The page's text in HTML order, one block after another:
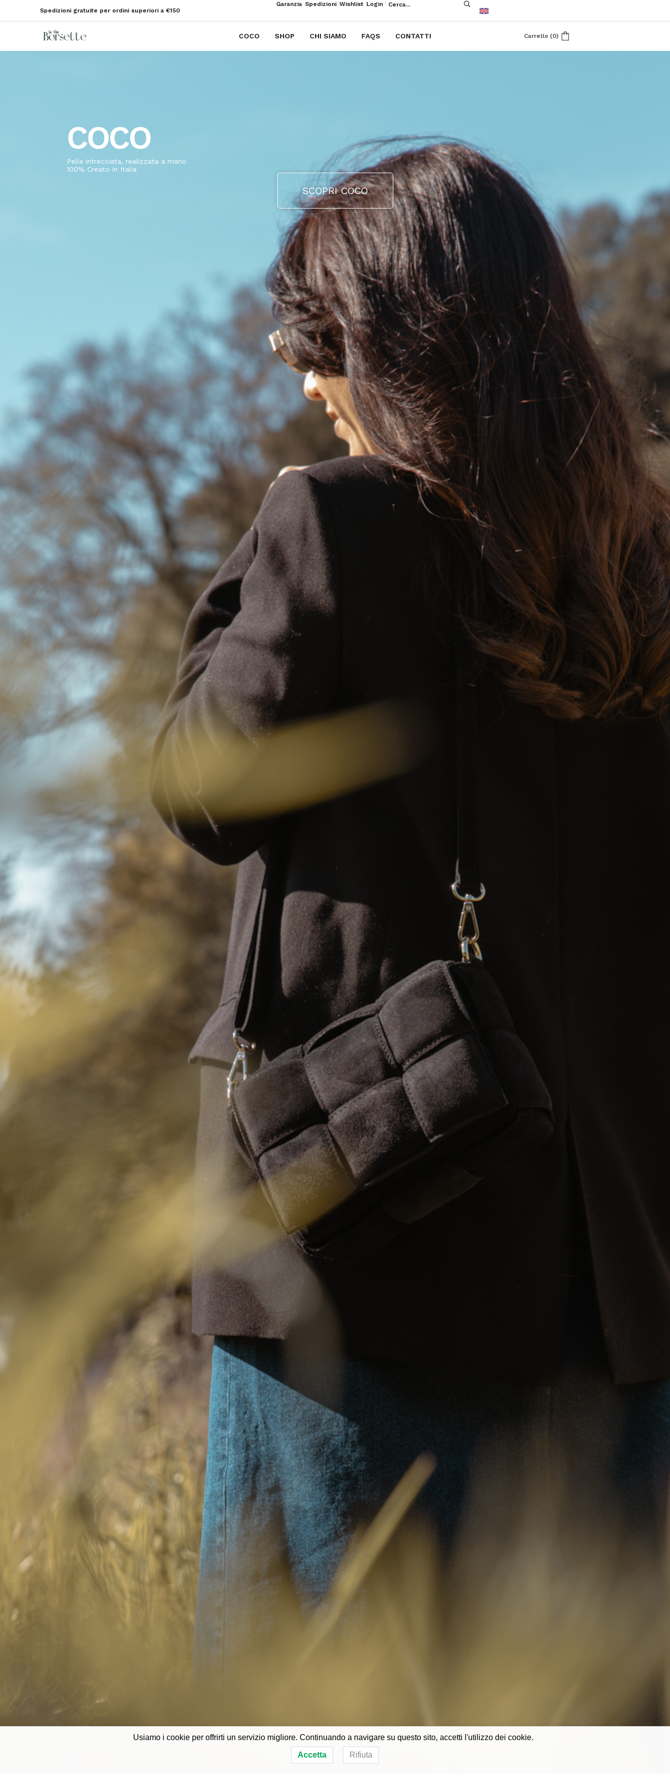
Spedizioni gratuite per ordini superiori a €150
Garanzia Spedizioni Wishlist Login
COCO SHOP CHI SIAMO FAQS CONTATTI Carrello (0)
COCO
Pelle intrecciata, realizzata a mano
100% Creato in Italia
SCOPRI COCO
Usiamo i cookie per offrirti un servizio migliore. Continuando a navigare su questo sito, accetti l'utilizzo dei cookie.
Accetta Rifiuta